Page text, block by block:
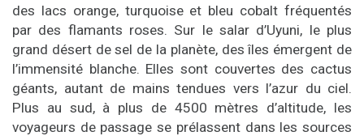
des lacs orange, turquoise et bleu cobalt fréquentés
par des flamants roses. Sur le salar d’Uyuni, le plus
grand désert de sel de la planète, des îles émergent de
l’immensité blanche. Elles sont couvertes des cactus
géants, autant de mains tendues vers l’azur du ciel.
Plus au sud, à plus de 4500 mètres d’altitude, les
voyageurs de passage se prélassent dans les sources